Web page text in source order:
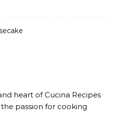
heart of Cucina Recipes
passion for cooking